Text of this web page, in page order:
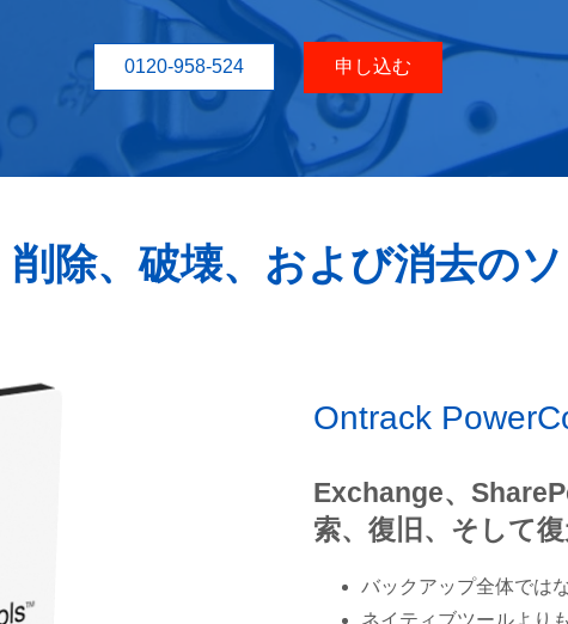
0120-958-524 申し込む
除、破壊、および消去の
Ontrack
Exchange、
索、復旧、そして
バックアップ全体では